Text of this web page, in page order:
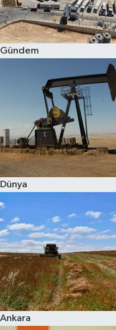
Gündem
Dünya
Ankara
Spor
Burç Yorumları
Çocuk
Eğitim
Hava Durumu
Kadın
Kültür Sanat
Sağlık
Siyaset
Teknoloji